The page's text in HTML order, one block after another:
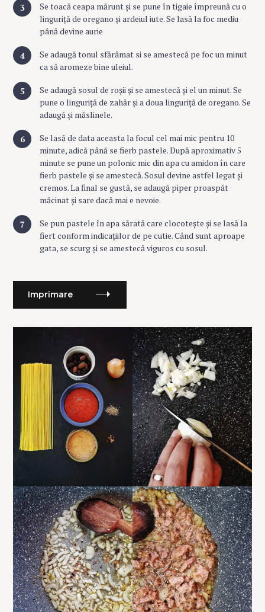
Se toacă ceapa mărunt și se pune în tigaie împreună cu o
linguriță de oregano și ardeiul iute. Se lasă la foc mediu
până devine aurie
Se adaugă tonul sfărâmat si se amestecă pe foc un minut
ca să aromeze bine uleiul.
Se adaugă sosul de roșii și se amestecă și el un minut. Se
pune o linguriță de zahăr și a doua linguriță de oregano. Se
adaugă și măslinele.
Se lasă de data aceasta la focul cel mai mic pentru 10
minute, adică până se fierb pastele. După aproximativ 5
minute se pune un polonic mic din apa cu amidon în care
fierb pastele și se amestecă. Sosul devine astfel legat și
cremos. La final se gustă, se adaugă piper proaspăt
măcinat și sare dacă mai e nevoie.
Se pun pastele în apa sărată care clocotește și se lasă la
fiert conform indicațiilor de pe cutie. Când sunt aproape
gata, se scurg și se amestecă viguros cu sosul.
Imprimare